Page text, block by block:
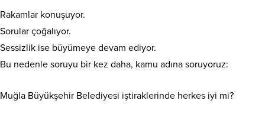
Rakamlar konuşuyor.
Sorular çoğalıyor.
Sessizlik ise büyümeye devam ediyor.
Bu nedenle soruyu bir kez daha, kamu adına soruyoruz:
Muğla Büyükşehir Belediyesi iştiraklerinde herkes iyi mi?